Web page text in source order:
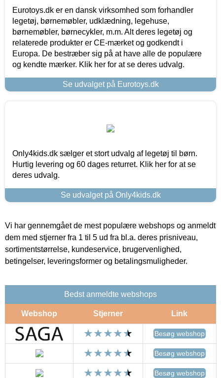
Eurotoys.dk er en dansk virksomhed som forhandler
legetøj, børnemøbler, udklædning, legehuse,
børnemøbler, børnecykler, m.m. Alt deres legetøj og
relaterede produkter er CE-mærket og godkendt i
Europa. De bestræber sig på at have alle de populære
og kendte mærker. Klik her for at se deres udvalg.
Se udvalget på Eurotoys.dk
Only4kids.dk sælger et stort udvalg af legetøj til børn.
Hurtig levering og 60 dages returret. Klik her for at se
deres udvalg.
Se udvalget på Only4kids.dk
Vi har gennemgået de mest populære webshops og anmeldt
dem med stjerner fra 1 til 5 ud fra bl.a. deres prisniveau,
sortimentstørrelse, kundeservice, brugervenlighed,
betingelser, leveringsformer og betalingsmuligheder.
Bedst anmeldte webshops
Webshop Stjerner Link
Besøg webshop
Besøg webshop
Besøg webshop